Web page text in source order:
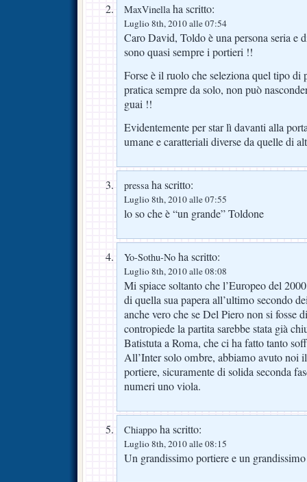
MaxVinellaha scritto:
Luglio 8th, 2010 alle 07:54
Caro David, Toldo è una persona seria e
sono quasi sempre i portieri !!
Forse è il ruolo che seleziona quel tipo di
pratica sempre da solo, non può
guai !!
Evidentemente per star lì davanti alla
umane e caratteriali diverse da quelle di
pressaha scritto:
Luglio 8th, 2010 alle 07:55
lo so che è “un grande” Toldone
Yo-Sothu-No ha scritto:
Luglio 8th, 2010 alle 08:08
Mi spiace soltanto che l’Europeo del
di quella sua papera all’ultimo secondo
anche vero che se Del Piero non si fosse
contropiede la partita sarebbe stata già
Batistuta a Roma, che ci ha fatto tanto
All’Inter solo ombre, abbiamo avuto noi
portiere, sicuramente di solida seconda
numeri uno viola.
Chiappo ha scritto:
Luglio 8th, 2010 alle 08:15
Un grandissimo portiere e un